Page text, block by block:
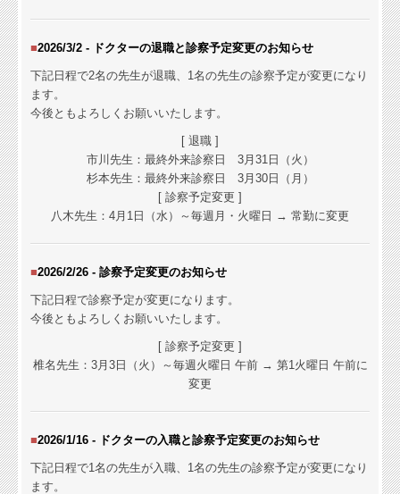
診療時間
検査設備の紹介
院内案内（2F）
設備・給食の紹介
ICL
リジュセアミニ点眼液
■2026/3/2 - ドクターの退職と診察予定変更のお知らせ
下記日程で2名の先生が退職、1名の先生の診察予定が変更になり
ます。
今後ともよろしくお願いいたします。
[ 退職 ]
市川先生： 最終外来診察日 3月31日（火）
杉本先生：最終外来診察日 3月30日（月）
[ 診察予定変更 ]
八木先生：4月1日（水）～毎週月・火曜日 → 常勤に変更
■2026/2/26 - 診察予定変更のお知らせ
下記日程で診察予定が変更になります。
今後ともよろしくお願いいたします。
[ 診察予定変更 ]
椎名先生：3月3日（火）～毎週火曜日 午前 → 第1火曜日 午前に
変更
■2026/1/16 - ドクターの入職と診察予定変更のお知らせ
下記日程で1名の先生が入職、1名の先生の診察予定が変更になり
ます。